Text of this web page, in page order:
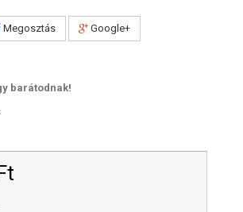
Megosztás Google+
barátodnak!